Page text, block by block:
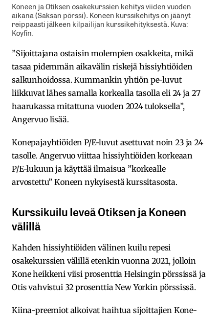
Koneen ja Otiksen osakekurssien kehitys viiden vuoden
aikana (Saksan pörssi). Koneen kurssikehitys on jäänyt
reippaasti jälkeen kilpailijan kurssikehityksestä. Kuva:
Koyfin.
”Sijoittajana ostaisin molempien osakkeita, mikä
tasaa pidemmän aikavälin riskejä hissiyhtiöiden
salkunhoidossa. Kummankin yhtiön pe-luvut
liikkuvat lähes samalla korkealla tasolla eli 24 ja 27
haarukassa mitattuna vuoden 2024 tuloksella”,
Angervuo lisää.
Konepajayhtiöiden P/E-luvut asettuvat noin 23 ja 24
tasolle. Angervuo viittaa hissiyhtiöiden korkeaan
P/E-lukuun ja käyttää ilmaisua ”korkealle
arvostettu” Koneen nykyisestä kurssitasosta.
Kurssikuilu leveä Otiksen ja Koneen
välillä
Kahden hissiyhtiöiden välinen kuilu repesi
osakekurssien välillä etenkin vuonna 2021, jolloin
Kone heikkeni viisi prosenttia Helsingin pörssissä ja
Otis vahvistui 32 prosenttia New Yorkin pörssissä.
Kiina-preemiot alkoivat haihtua sijoittajien Kone-